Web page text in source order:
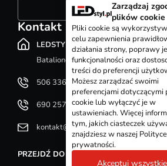
Konfigurator
Kontakt
LEDSTYL.pl
Batalionów Chłopskich 12, 94-058
506 336 320
690 257 092
kontakt@ledstyl.pl
PRZEJDŹ DO DZIAŁU KONTAKT
Zarządzaj
plików cookie
Pliki cookie są
celu zapewnienia
działania strony, poprawy
funkcjonalności oraz
treści do preferencji
Możesz zarządzać swoimi
preferencjami dotyczącymi
cookie lub wyłączyć je w
ustawieniach. Więcej
tym, jakich ciasteczek
znajdziesz w naszej Polityce
prywatności.
Akceptuj wszystkie